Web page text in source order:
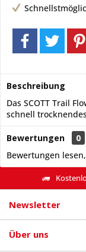
Beschreibung
Das SCOTT Trail
schnell
Bewertungen
0
Bewertungen
Newsletter
Über uns